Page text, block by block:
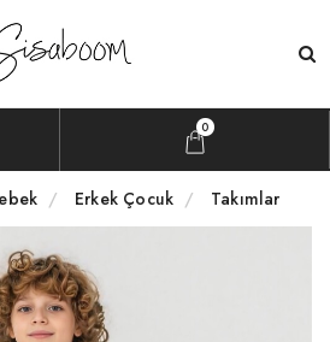
0
Erkek Çocuk Takımlar